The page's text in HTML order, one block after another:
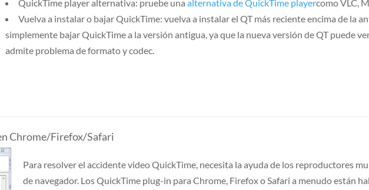
QuickTime player alternativa: pruebe una alternativa de QuickTime playercomo VLC,
Vuelva a instalar o bajar QuickTime: vuelva a instalar el QT más reciente encima de la
simplemente bajar QuickTime a la versión antigua, ya que la nueva versión de QT puede
admite problema de formato y codec.
Chrome/Firefox/Safari
Para resolver el accidente video QuickTime, necesita la ayuda de los reproductores
de navegador. Los QuickTime plug-in para Chrome, Firefox o Safari a menudo están